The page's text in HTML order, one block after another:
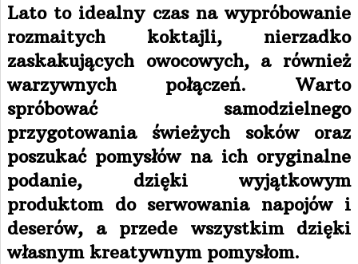
Lato to idealny czas na wypróbowanie
rozmaitych koktajli, nierzadko
zaskakujących owocowych, a również
warzywnych połączeń. Warto
spróbować samodzielnego
przygotowania świeżych soków oraz
poszukać pomysłów na ich oryginalne
podanie, dzięki wyjątkowym
produktom do serwowania napojów i
deserów, a przede wszystkim dzięki
własnym kreatywnym pomysłom.